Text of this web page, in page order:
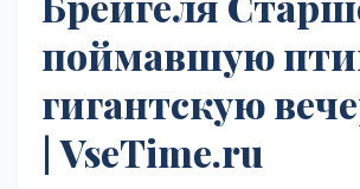
поймавшую
гигантскую
| VseTime.ru